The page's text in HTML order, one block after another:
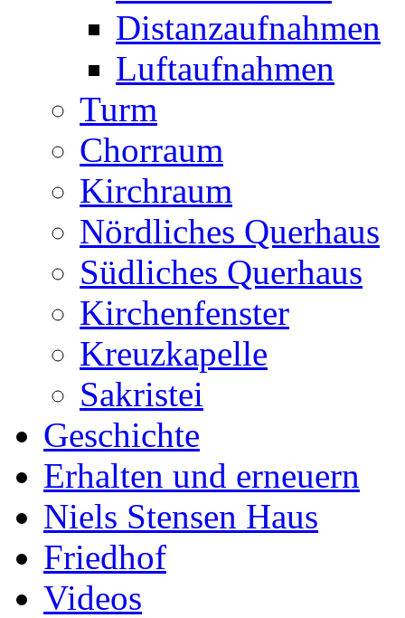
Distanzaufnahmen
Luftaufnahmen
Turm
Chorraum
Kirchraum
Nördliches Querhaus
Südliches Querhaus
Kirchenfenster
Kreuzkapelle
Sakristei
Geschichte
Erhalten und erneuern
Niels Stensen Haus
Friedhof
Videos